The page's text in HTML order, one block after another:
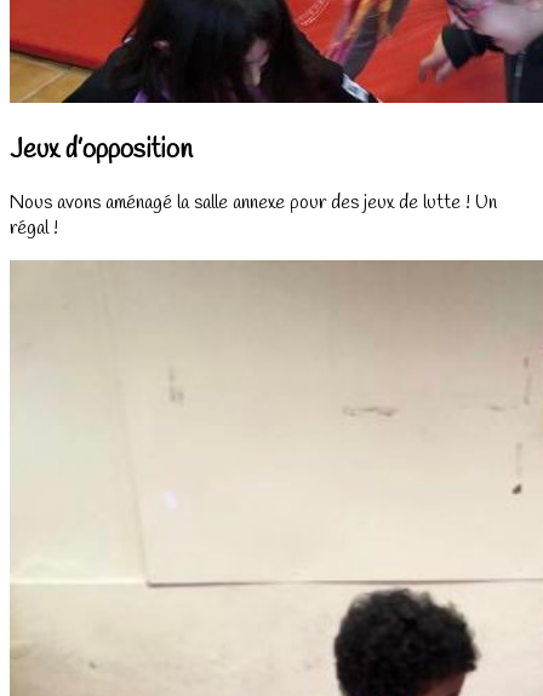
Jeux d’opposition
Nous avons aménagé la salle annexe pour des jeux de lutte ! Un
régal !